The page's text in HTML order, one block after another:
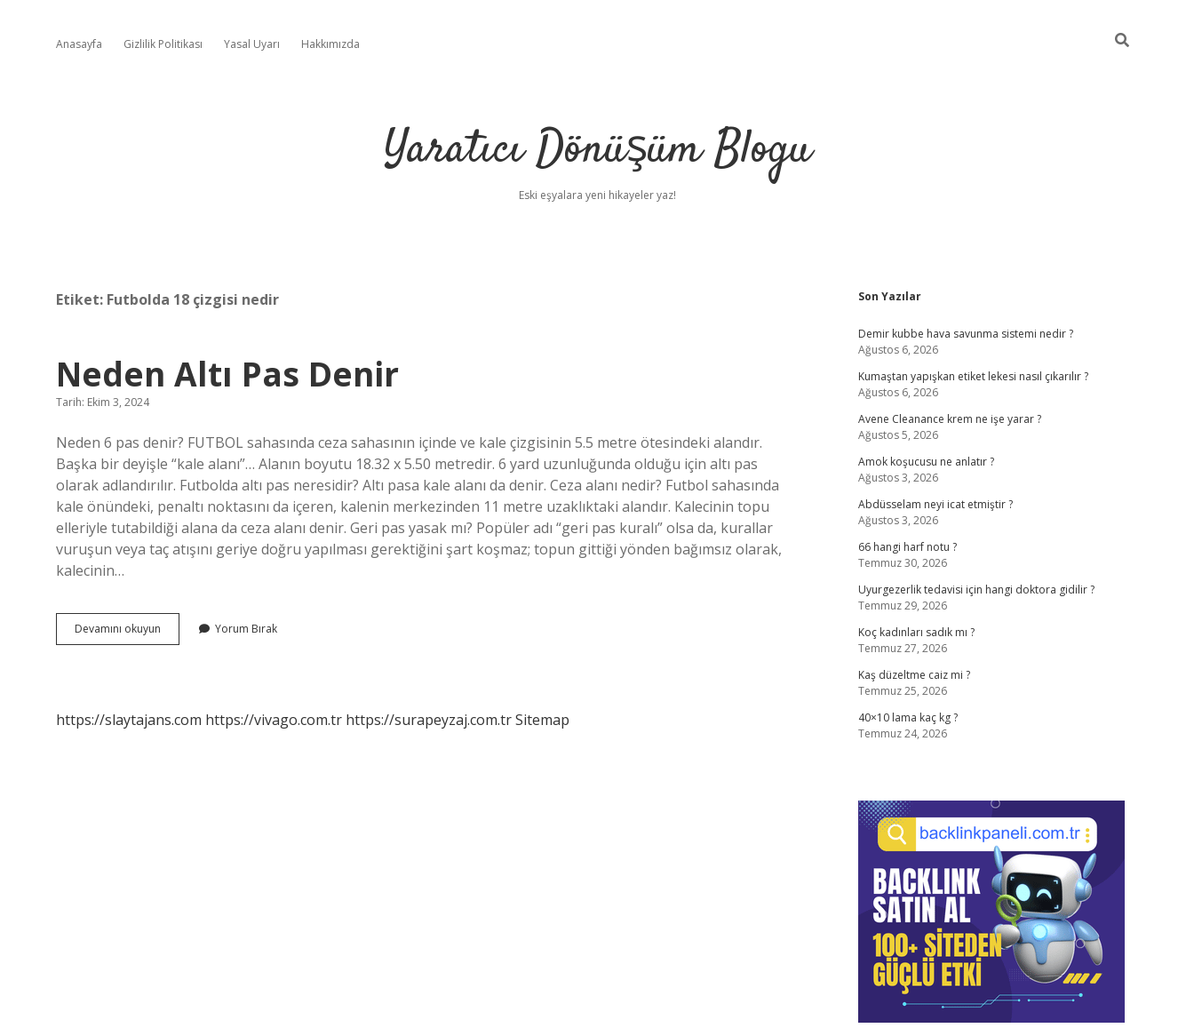
Anasayfa Gizlilik Politikası Yasal Uyarı Hakkımızda
Yaratıcı Dönüşüm Blogu
Eski eşyalara yeni hikayeler yaz!
Etiket: Futbolda 18 çizgisi nedir
Neden Altı Pas Denir
Tarih: Ekim 3, 2024
Neden 6 pas denir? FUTBOL sahasında ceza sahasının içinde ve kale çizgisinin 5.5 metre ötesindeki alandır.
Başka bir deyişle “kale alanı”… Alanın boyutu 18.32 x 5.50 metredir. 6 yard uzunluğunda olduğu için altı pas
olarak adlandırılır. Futbolda altı pas neresidir? Altı pasa kale alanı da denir. Ceza alanı nedir? Futbol sahasında
kale önündeki, penaltı noktasını da içeren, kalenin merkezinden 11 metre uzaklıktaki alandır. Kalecinin topu
elleriyle tutabildiği alana da ceza alanı denir. Geri pas yasak mı? Popüler adı “geri pas kuralı” olsa da, kurallar
vuruşun veya taç atışını geriye doğru yapılması gerektiğini şart koşmaz; topun gittiği yönden bağımsız olarak,
kalecinin…
Devamını okuyun
Altı
Yorum Bırak
https://slaytajans.com https://vivago.com.tr https://surapeyzaj.com.trSitemap
Sidebar
Son Yazılar
Demir kubbe hava savunma sistemi nedir ?
Ağustos 6, 2026
Kumaştan yapışkan etiket lekesi nasıl çıkarılır ?
Ağustos 6, 2026
Avene Cleanance krem ne işe yarar ?
Ağustos 5, 2026
Amok koşucusu ne anlatır ?
Ağustos 3, 2026
Abdüsselam neyi icat etmiştir ?
Ağustos 3, 2026
66 hangi harf notu ?
Temmuz 30, 2026
Uyurgezerlik tedavisi için hangi doktora gidilir ?
Temmuz 29, 2026
Koç kadınları sadık mı ?
Temmuz 27, 2026
Kaş düzeltme caiz mi ?
Temmuz 25, 2026
40×10 lama kaç kg ?
Temmuz 24, 2026